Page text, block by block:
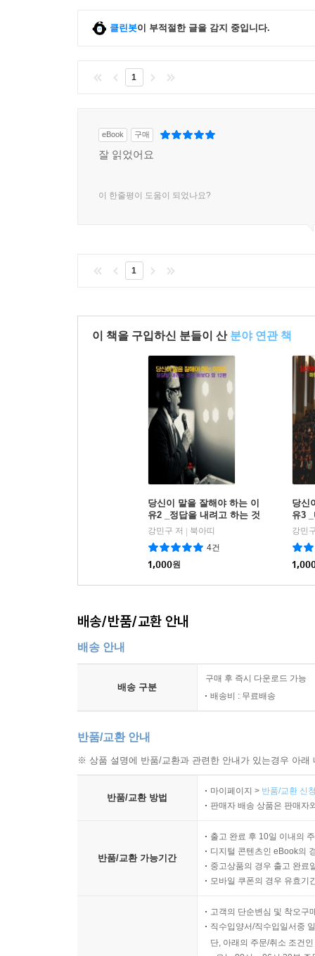
클린봇이 부적절한 글을 감지 중입니다.
1
eBook 구매
잘 읽었어요
이 한줄평이 도움이 되었나요?
1
이 책을 구입하신 분들이 산 분야 연관 책
당신이 말을 잘해야 하는 이
유2 _정답을 내려고 하는 것
은 바보다 외 12편
강민구 저
북아띠
4건
1,000원
당신
유3
13편
강민
배송/반품/교환 안내
배송 안내
배송 구분
구매 후 즉시 다운로드 가능
배송비 : 무료배송
반품/교환 안내
※ 상품 설명에 반품/교환과 관련한 안내가 있는경우 아
반품/교환 방법
마이페이지 > 반품/교환 신
판매자 배송 상품은 판매자
반품/교환 가능기간
출고 완료 후 10일 이내의
디지털 콘텐츠인 eBook의
중고상품의 경우 출고 완료
모바일 쿠폰의 경우 유효기
고객의 단순변심 및 착오구
직수입양서/직수입일서중
단, 아래의 주문/취소 조건